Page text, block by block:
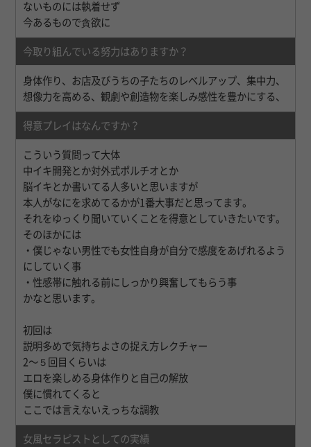
ないものには執着せず
今あるもので貪欲に
今取り組んでいる努力はありますか？
身体作り、お店及びうちの子たちのレベルアップ、集中力、
想像力を高める、観劇や創造物を楽しみ感性を豊かにする、
得意プレイはなんですか？
こういう質問って大体
中イキ開発とか対外式ポルチオとか
脳イキとか書いてる人多いと思いますが
本人がなにを求めてるかが1番大事だと思ってます。
それをゆっくり聞いていくことを得意としていきたいです。
そのほかには
・僕じゃない男性でも女性自身が自分で感度をあげれるよう
にしていく事
・性感帯に触れる前にしっかり興奮してもらう事
かなと思います。
初回は
説明多めで気持ちよさの捉え方レクチャー
2〜５回目くらいは
エロを楽しめる身体作りと自己の解放
僕に慣れてくると
ここでは言えないえっちな調教
女風セラピストとしての実績